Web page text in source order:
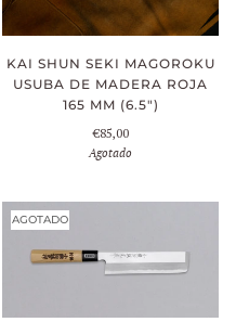
KAI SHUN SEKI MAGOROKU
USUBA DE MADERA ROJA
165 MM (6.5")
€85,00
Agotado
AGOTADO